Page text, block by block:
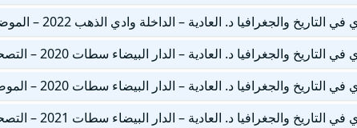
التاريخ والجغرافيا د. العادية – الداخلة وادي الذهب 2022 – الموضوع
التاريخ والجغرافيا د. العادية – الدار البيضاء سطات 2020 – التصحيح
التاريخ والجغرافيا د. العادية – الدار البيضاء سطات 2020 – الموضوع
التاريخ والجغرافيا د. العادية – الدار البيضاء سطات 2021 – التصحيح